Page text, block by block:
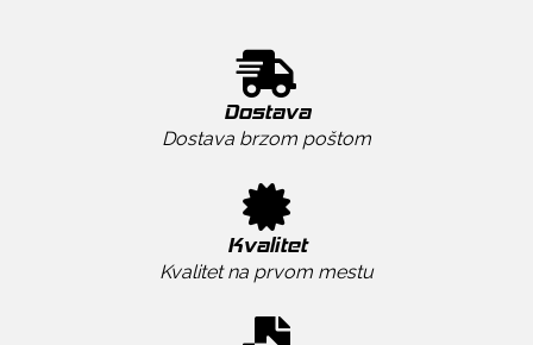
Dostava
Dostava brzom poštom
Kvalitet
Kvalitet na prvom mestu